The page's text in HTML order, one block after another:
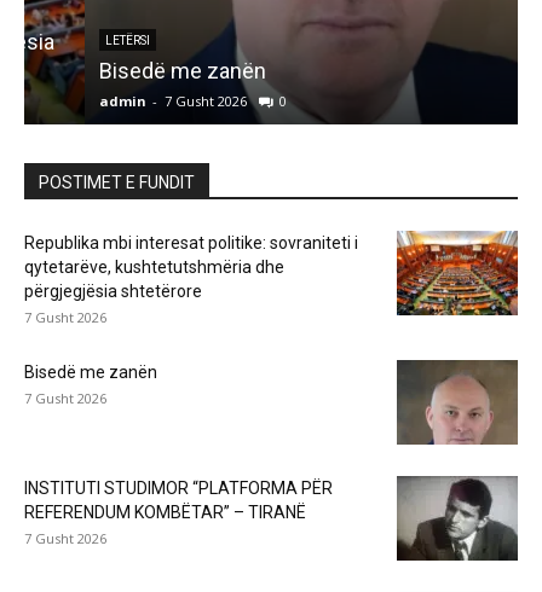
LETËRSI
Bisedë me zanën
admin 7 Gusht 2026 0
POSTIMET E FUNDIT
Republika mbi interesat politike: sovraniteti i
qytetarëve, kushtetutshmëria dhe
përgjegjësia shtetërore
7 Gusht 2026
Bisedë me zanën
7 Gusht 2026
INSTITUTI STUDIMOR “PLATFORMA PËR
REFERENDUM KOMBËTAR” – TIRANË
7 Gusht 2026